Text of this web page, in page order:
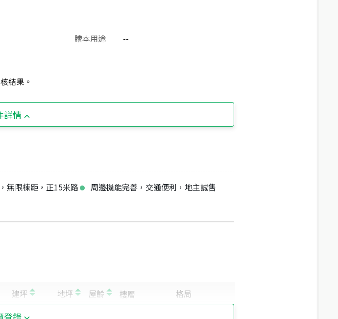
謄本用途
--
結果。
詳情
無限棟距，正15米路
周邊機能完善，交通便利，地主誠售